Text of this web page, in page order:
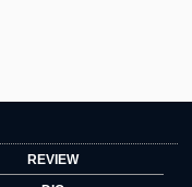
REVIEW